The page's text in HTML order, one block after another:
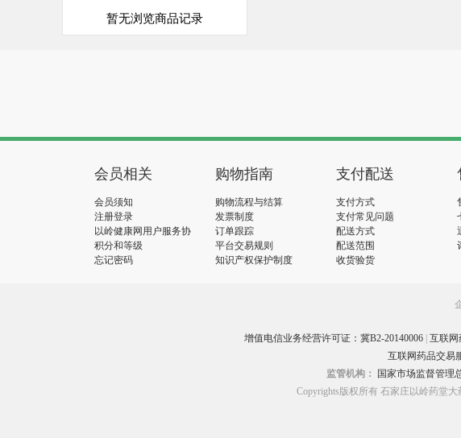
暂无浏览商品记录
会员相关
会员须知
注册登录
以岭健康网用户服务协
议
积分和等级
忘记密码
购物指南
购物流程与结算
发票制度
订单跟踪
平台交易规则
知识产权保护制度
支付配送
支付方式
支付常见问题
配送方式
配送范围
收货验货
增值电信业务经营许可证：冀B2-20140006 互联网
互联网药品交易
监管机构：
国家市场监督管理
Copyrights版权所有 石家庄以岭药堂